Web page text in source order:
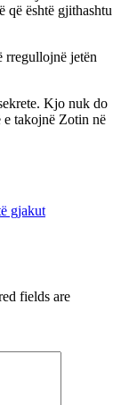
që është gjithashtu
rregullojnë jetën
Kjo nuk do
e takojnë Zotin në
gjakut
fields are